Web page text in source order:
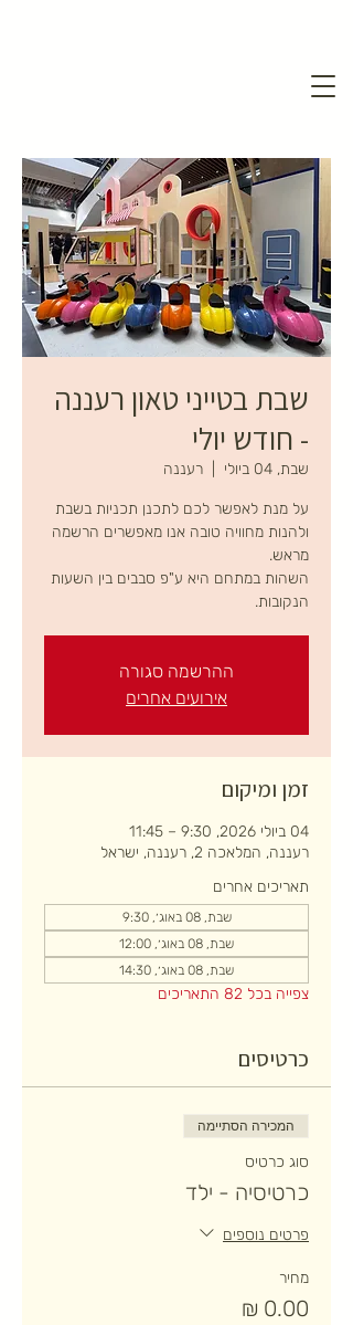
שבת בטייני טאון רעננה
- חודש יולי
שבת, 04 ביולי רעננה
על מנת לאפשר לכם לתכנן תכניות בשבת
ולהנות מחוויה טובה אנו מאפשרים הרשמה
השהות במתחם היא ע"פ סבבים בין השעות
הנקובות.
ההרשמה סגורה
אירועים אחרים
זמן ומיקום
04 ביולי 2026, 9:30 – 11:45
רעננה, המלאכה 2, רעננה, ישראל
תאריכים אחרים
שבת, 08 באוג׳, 9:30
שבת, 08 באוג׳, 12:00
שבת, 08 באוג׳, 14:30
צפייה בכל 82 התאריכים
כרטיסים
המכירה הסתיימה
סוג כרטיס
כרטיסיה - ילד
פרטים נוספים
מחיר